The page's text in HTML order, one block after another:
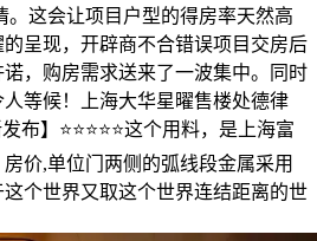
。这会让项目户型的得房率天然高
呈现，开辟商不合错误项目交房后
，购房需求送来了一波集中。同时
等候！上海大华星曜售楼处德律
】⭐⭐⭐⭐⭐这个用料，是上海富
价,单位门两侧的弧线段金属采用
个世界又取这个世界连结距离的世